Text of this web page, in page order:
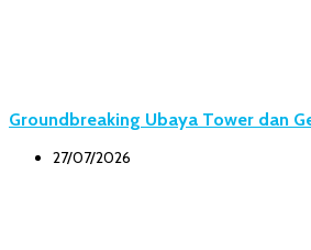
Groundbreaking Ubaya Tower dan
27/07/2026